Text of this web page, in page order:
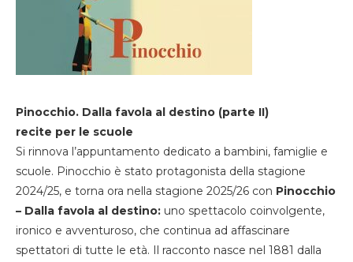
Pinocchio. Dalla favola al destino (parte II)
recite per le scuole
Si rinnova l’appuntamento dedicato a bambini, famiglie e
scuole. Pinocchio è stato protagonista della stagione
2024/25, e torna ora nella stagione 2025/26 con Pinocchio
– Dalla favola al destino: uno spettacolo coinvolgente,
ironico e avventuroso, che continua ad affascinare
spettatori di tutte le età. Il racconto nasce nel 1881 dalla